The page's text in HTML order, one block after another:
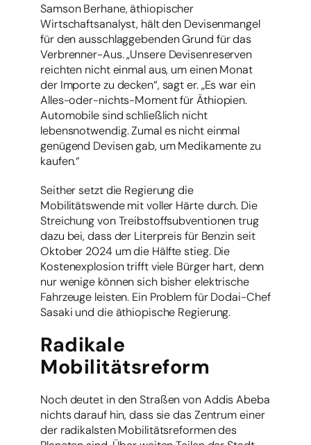
Samson Berhane, äthiopischer
Wirtschaftsanalyst, hält den Devisenmangel
für den ausschlaggebenden Grund für das
Verbrenner-Aus. „Unsere Devisenreserven
reichten nicht einmal aus, um einen Monat
der Importe zu decken“, sagt er. „Es war ein
Alles-oder-nichts-Moment für Äthiopien.
Automobile sind schließlich nicht
lebensnotwendig. Zumal es nicht einmal
genügend Devisen gab, um Medikamente zu
kaufen.“
Seither setzt die Regierung die
Mobilitätswende mit voller Härte durch. Die
Streichung von Treibstoffsubventionen trug
dazu bei, dass der Literpreis für Benzin seit
Oktober 2024 um die Hälfte stieg. Die
Kostenexplosion trifft viele Bürger hart, denn
nur wenige können sich bisher elektrische
Fahrzeuge leisten. Ein Problem für Dodai-Chef
Sasaki und die äthiopische Regierung.
Radikale
Mobilitätsreform
Noch deutet in den Straßen von Addis Abeba
nichts darauf hin, dass sie das Zentrum einer
der radikalsten Mobilitätsreformen des